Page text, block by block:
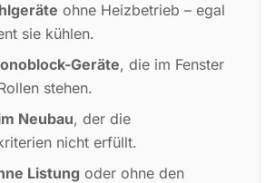
ohne Heizbetrieb – egal
sie kühlen.
Geräte, die im Fenster
stehen.
Neubau, der die
nicht erfüllt.
Listung oder ohne den